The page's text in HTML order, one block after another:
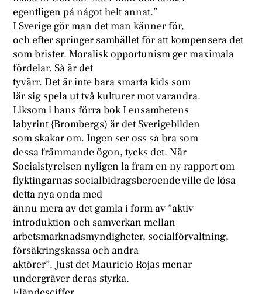
egentligen på något helt annat.”
I Sverige gör man det man känner för,
och efter springer samhället för att kompensera det
som brister. Moralisk opportunism ger maximala
fördelar. Så är det
tyvärr. Det är inte bara smarta kids som
lär sig spela ut två kulturer mot varandra.
Liksom i hans förra bok I ensamhetens
labyrint {Brombergs) är det Sverigebilden
som skakar om. Ingen ser oss så bra som
dessa främmande ögon, tycks det. När
Socialstyrelsen nyligen la fram en ny rapport om
flyktingarnas socialbidragsberoende ville de lösa
detta nya onda med
ännu mera av det gamla i form av ”aktiv
introduktion och samverkan mellan
arbetsmarknadsmyndigheter, socialförvaltning,
försäkringskassa och andra
aktörer”. Just det Mauricio Rojas menar
undergräver deras styrka.